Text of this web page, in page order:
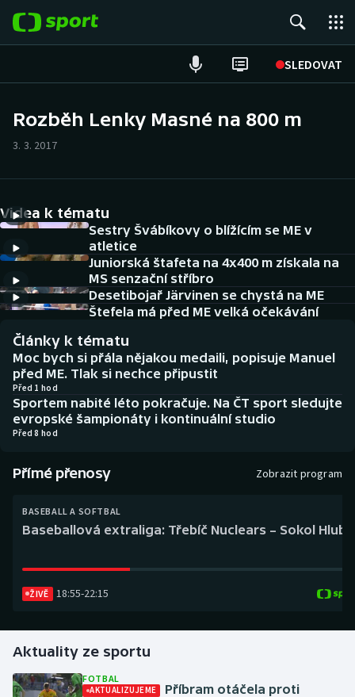
SLEDOVAT
Hokej
Tenis
Atletika
Cyklistika
DALŠÍ SPORTY
Baseball a softbal
Basketbal
Boby a skeleton
Box
Dostihy
Florbal
Futsal
NEPŘEHLÉDNĚTE
Soutěže
Historické návraty
AZ kvíz
Rozběh Lenky Masné na 800 m
3. 3. 2017
Videa k tématu
Sestry Švábíkovy o blížícím se ME v
atletice
Juniorská štafeta na 4x400 m získala na
MS senzační stříbro
Desetibojař Järvinen se chystá na ME
Štefela má před ME velká očekávání
Články k tématu
Moc bych si přála nějakou medaili, popisuje Manuel
před ME. Tlak si nechce připustit
Před 1 hod
Sportem nabité léto pokračuje. Na ČT sport sledujte
evropské šampionáty i kontinuální studio
Před 8 hod
Přímé přenosy Zobrazit program
BASEBALL A SOFTBAL
Baseballová extraliga: Třebíč Nuclears – Sokol
ŽIVĚ 18:55-22:15
Aktuality ze sportu
FOTBAL
AKTUALIZUJEME
Příbram otáčela proti